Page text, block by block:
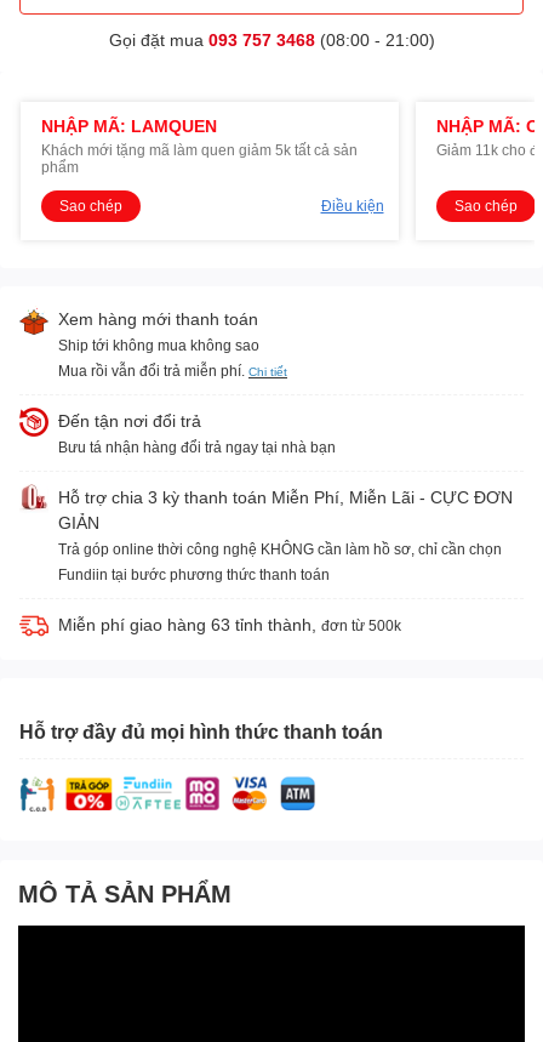
Gọi đặt mua 093 757 3468(08:00 - 21:00)
NHẬP MÃ: LAMQUEN
Khách mới tặng mã làm quen giảm 5k tất cả sản
phẩm
Sao chép Điều kiện
NHẬP MÃ:
Giảm 11k cho
Sao chép
Xem hàng mới thanh toán
Ship tới không mua không sao
Mua rồi vẫn đổi trả miễn phí. Chi tiết
Đến tận nơi đổi trả
Bưu tá nhận hàng đổi trả ngay tại nhà bạn
Hỗ trợ chia 3 kỳ thanh toán Miễn Phí, Miễn Lãi - CỰC ĐƠN
GIẢN
Trả góp online thời công nghệ KHÔNG cần làm hồ sơ, chỉ cần chọn
Fundiin tại bước phương thức thanh toán
Miễn phí giao hàng 63 tỉnh thành, đơn từ 500k
Hỗ trợ đầy đủ mọi hình thức thanh toán
MÔ TẢ SẢN PHẨM